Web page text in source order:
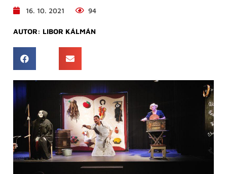
16. 10. 2021 94
AUTOR: LIBOR KÁLMÁN